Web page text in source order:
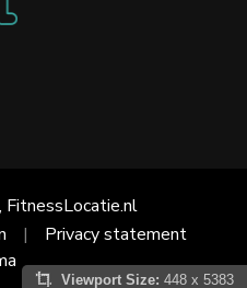
Privacy statement
Viewport Size: 448 x 5383